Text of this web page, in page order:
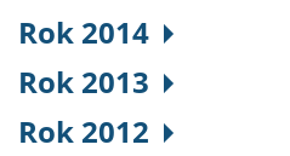
Rok 2014
Rok 2013
Rok 2012